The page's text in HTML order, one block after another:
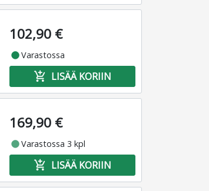
102,90 €
fiber_manual_recordVarastossa
add_shopping_cart LISÄÄ KORIIN
169,90 €
fiber_manual_recordVarastossa 3 kpl
add_shopping_cart LISÄÄ KORIIN